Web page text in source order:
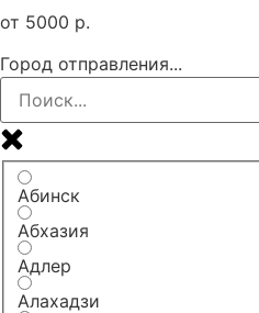
от 5000 р.
Город отправления...
Абинск
Абхазия
Адлер
Алахадзи